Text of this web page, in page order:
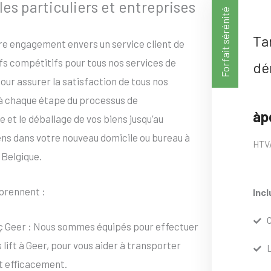
particuliers et entreprises
engagement envers un service client de
compétitifs pour tous nos services de
assurer la satisfaction de tous nos
chaque étape du processus de
et le déballage de vos biens jusqu’au
dans votre nouveau domicile ou bureau à
:
: Nous sommes équipés pour effectuer
lift à Geer, pour vous aider à transporter
efficacement.
Forfait sérénité